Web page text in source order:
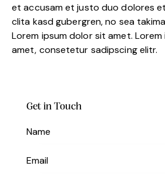
et accusam et justo duo dolores
clita kasd gubergren, no sea
Lorem ipsum dolor sit amet.
amet, consetetur sadipscing elitr.
Get in Touch